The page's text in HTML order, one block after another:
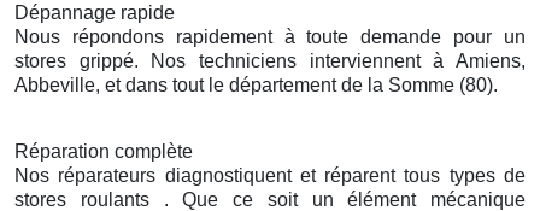
Dépannage rapide
Nous répondons rapidement à toute demande pour un
stores grippé. Nos techniciens interviennent à Amiens,
Abbeville, et dans tout le département de la Somme (80).
Réparation complète
Nos réparateurs diagnostiquent et réparent tous types de
stores roulants . Que ce soit un élément mécanique